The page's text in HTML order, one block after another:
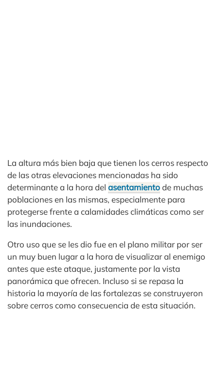
La altura más bien baja que tienen los cerros respecto
de las otras elevaciones mencionadas ha sido
determinante a la hora del asentamientode muchas
poblaciones en las mismas, especialmente para
protegerse frente a calamidades climáticas como ser
las inundaciones.
Otro uso que se les dio fue en el plano militar por ser
un muy buen lugar a la hora de visualizar al enemigo
antes que este ataque, justamente por la vista
panorámica que ofrecen. Incluso si se repasa la
historia la mayoría de las fortalezas se construyeron
sobre cerros como consecuencia de esta situación.